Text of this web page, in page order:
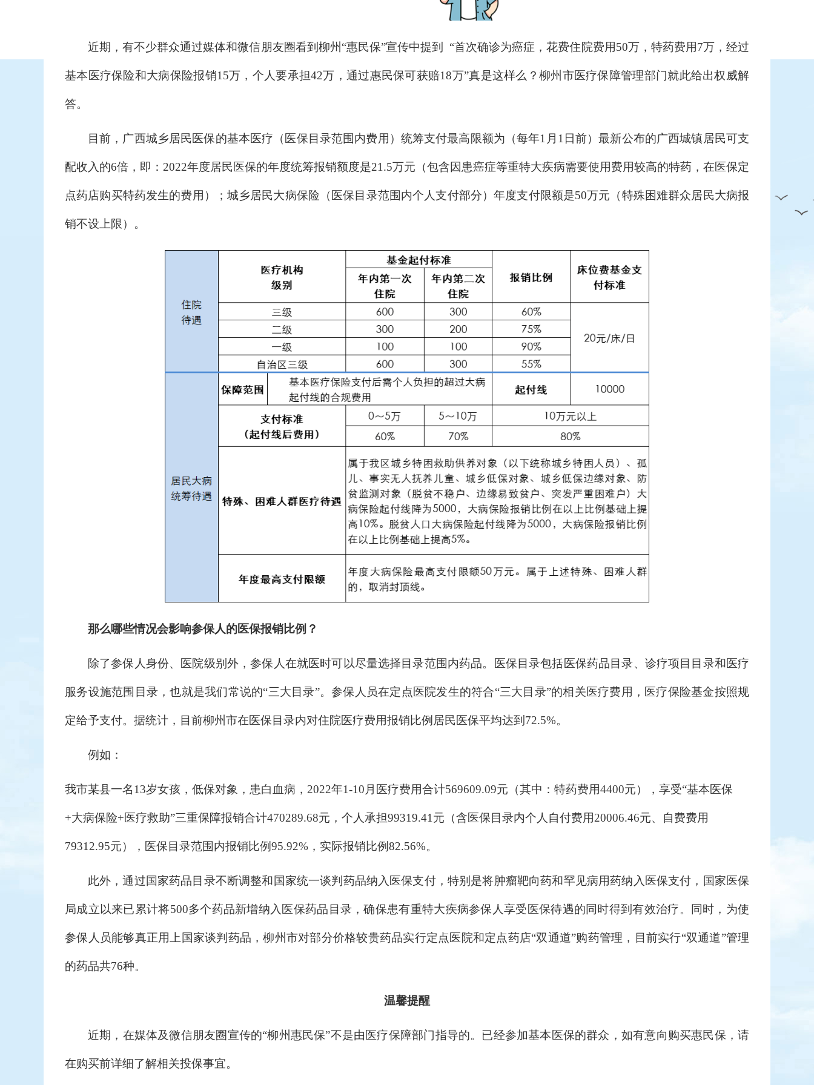
近期，有不少群众通过媒体和微信朋友圈看到柳州“惠民保”宣传中提到 “首次确诊为癌症，花费住院费用50万，特药费用7万，经过
基本医疗保险和大病保险报销15万，个人要承担42万，通过惠民保可获赔18万”真是这样么？柳州市医疗保障管理部门就此给出权威解
答。
目前，广西城乡居民医保的基本医疗（医保目录范围内费用）统筹支付最高限额为（每年1月1日前）最新公布的广西城镇居民可支
配收入的6倍，即：2022年度居民医保的年度统筹报销额度是21.5万元（包含因患癌症等重特大疾病需要使用费用较高的特药，在医保定
点药店购买特药发生的费用）；城乡居民大病保险（医保目录范围内个人支付部分）年度支付限额是50万元（特殊困难群众居民大病报
销不设上限）。
那么哪些情况会影响参保人的医保报销比例？
除了参保人身份、医院级别外，参保人在就医时可以尽量选择目录范围内药品。医保目录包括医保药品目录、诊疗项目目录和医疗
服务设施范围目录，也就是我们常说的“三大目录”。参保人员在定点医院发生的符合“三大目录”的相关医疗费用，医疗保险基金按照规
定给予支付。据统计，目前柳州市在医保目录内对住院医疗费用报销比例居民医保平均达到72.5%。
例如：
我市某县一名13岁女孩，低保对象，患白血病，2022年1-10月医疗费用合计569609.09元（其中：特药费用4400元），享受“基本医保
+大病保险+医疗救助”三重保障报销合计470289.68元，个人承担99319.41元（含医保目录内个人自付费用20006.46元、自费费用
79312.95元）， 医保目录范围内报销比例95.92%，实际报销比例82.56%。
此外，通过国家药品目录不断调整和国家统一谈判药品纳入医保支付，特别是将肿瘤靶向药和罕见病用药纳入医保支付，国家医保
局成立以来已累计将500多个药品新增纳入医保药品目录，确保患有重特大疾病参保人享受医保待遇的同时得到有效治疗。同时，为使
参保人员能够真正用上国家谈判药品，柳州市对部分价格较贵药品实行定点医院和定点药店“双通道”购药管理，目前实行“双通道”管理
的药品共76种。
温馨提醒
近期，在媒体及微信朋友圈宣传的“柳州惠民保”不是由医疗保障部门指导的。已经参加基本医保的群众，如有意向购买惠民保，请
在购买前详细了解相关投保事宜。